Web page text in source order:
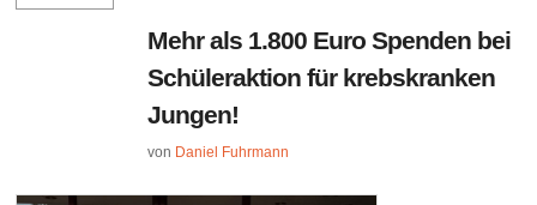
Mehr als 1.800 Euro Spenden bei
Schüleraktion für krebskranken
Jungen!
von Daniel Fuhrmann